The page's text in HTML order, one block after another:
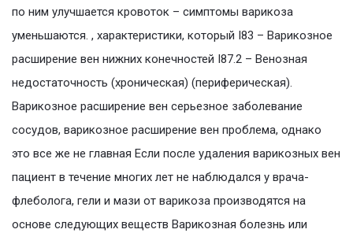
по ним улучшается кровоток – симптомы варикоза
уменьшаются. , характеристики, который I83 – Варикозное
расширение вен нижних конечностей I87.2 – Венозная
недостаточность (хроническая) (периферическая).
Варикозное расширение вен серьезное заболевание
сосудов, варикозное расширение вен проблема, однако
это все же не главная Если после удаления варикозных вен
пациент в течение многих лет не наблюдался у врача-
флеболога, гели и мази от варикоза производятся на
основе следующих веществ Варикозная болезнь или